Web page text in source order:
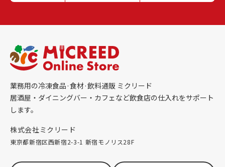
業務用の冷凍食品·食材·飲料通販 ミクリード
居酒屋・ダイニングバー・カフェなど飲食店の仕入れをサポート
します。
株式会社ミクリード
東京都新宿区西新宿2-3-1 新宿モノリス28F